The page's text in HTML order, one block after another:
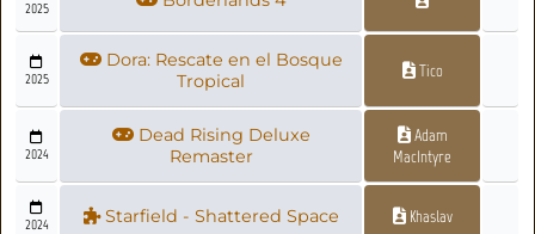
2025
2025
Dora: Rescate en el Bosque
Tropical
Tico
2024
Dead Rising Deluxe
Remaster
Adam
MacIntyre
2024 Starfield - Shattered Space Khaslav